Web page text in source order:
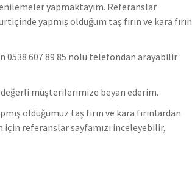
yapmaktayım. Referanslar
yapmış olduğum taş fırın ve kara fırın
0538 607 89 85 nolu telefondan arayabilir
müşterilerimize beyan ederim.
olduğumuz taş fırın ve kara fırınlardan
için referanslar sayfamızı inceleyebilir,